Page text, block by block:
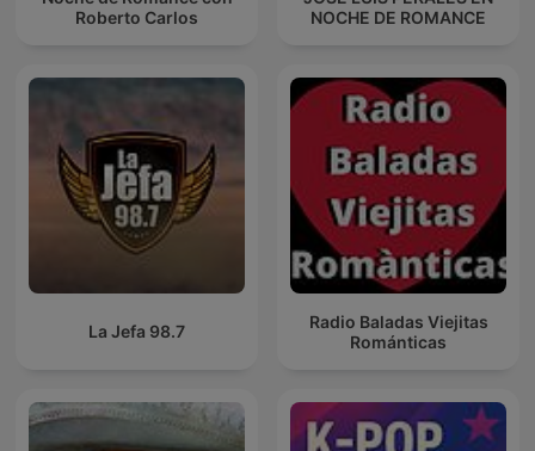
Roberto Carlos
NOCHE DE ROMANCE
La Jefa 98.7
Radio Baladas Viejitas
Románticas